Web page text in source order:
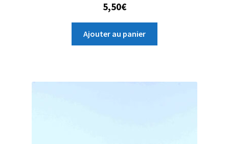
5,50€
Ajouter au panier